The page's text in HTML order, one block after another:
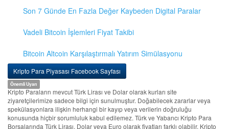
Son 7 Günde En Fazla Değer Kaybeden Digital Paralar
Vadeli Bitcoin İşlemleri Fiyat Takibi
Bitcoin Altcoin Karşılaştırmalı Yatırım Simülasyonu
Kripto Para Piyasası Facebook Sayfası
Önemli Uyarı
Kripto Paraların mevcut Türk Lirası ve Dolar olarak kurları site
ziyaretçilerimize sadece bilgi için sunulmuştur. Doğabilecek zararlar veya
spekülasyonlara ilişkin herhangi bir kayıp veya verilerin doğruluğu
konusunda hiçbir sorumluluk kabul edilemez. Türk ve Yabancı Kripto Para
Borsalarında Türk Lirası, Dolar veya Euro olarak fiyatları farklı olabilir. Kripto